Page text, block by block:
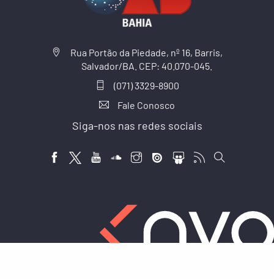
Rua Portão da Piedade, nº 16, Barris,
Salvador/BA. CEP: 40.070-045.
(071) 3329-8900
Fale Conosco
Siga-nos nas redes sociais